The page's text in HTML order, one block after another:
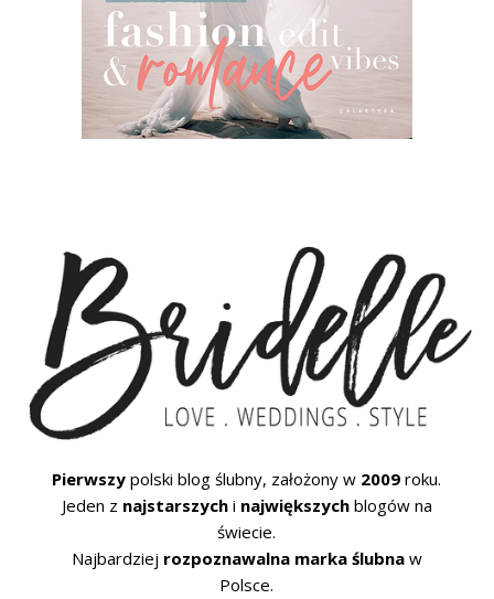
Pierwszy polski blog ślubny, założony w 2009 roku.
Jeden z najstarszychi największychblogów na
świecie.
Najbardziej rozpoznawalna marka ślubnaw
Polsce.